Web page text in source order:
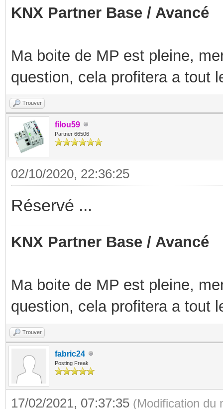
KNX Partner Base / Avancé
Ma boite de MP est pleine,
question, cela profitera a tout
Trouver
filou59
Partner 66506
02/10/2020, 22:36:25
Réservé ...
KNX Partner Base / Avancé
Ma boite de MP est pleine,
question, cela profitera a tout
Trouver
fabric24
Posting Freak
17/02/2021, 07:37:35 (Modification du